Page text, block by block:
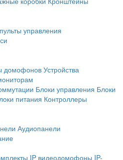
управления
домофоновУстройства
Блоки управления Блоки
питания Контроллеры
Аудиопанели
IP видеодомофоны IP-